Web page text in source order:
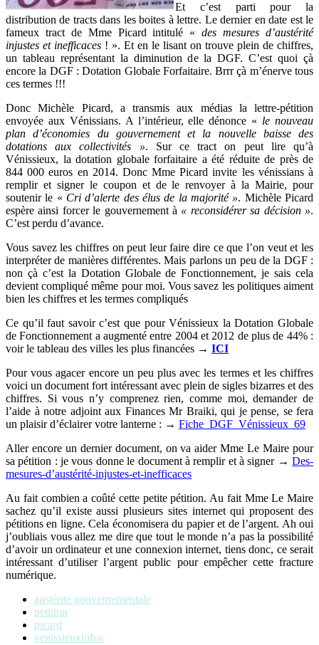
Et c’est parti pour la
distribution de tracts dans les boites à lettre. Le dernier en date est le
fameux tract de Mme Picard intitulé «des mesures d’austérité
injustes et inefficaces ! ». Et en le lisant on trouve plein de chiffres,
un tableau représentant la diminution de la DGF. C’est quoi çà
encore la DGF : Dotation Globale Forfaitaire. Brrr çà m’énerve tous
ces termes !!!
DoncMichèle Picard, a transmis aux médias la lettre-pétition
envoyée aux Vénissians. A l’intérieur, elle dénonce « le nouveau
plan d’économies du gouvernement et la nouvelle baisse des
dotations aux collectivités ». Sur ce tract on peut lire qu’à
Vénissieux, la dotation globale forfaitaire a été réduite de près de
844 000 euros en 2014. Donc Mme Picard invite les vénissians à
remplir et signer le coupon et de le renvoyer à la Mairie, pour
soutenir le « Cri d’alerte des élus de la majorité ». Michèle Picard
espère ainsi forcer le gouvernement à « reconsidérer sa décision ».
C’est perdu d’avance.
Vous savez les chiffres on peut leur faire dire ce que l’on veut et les
interpréter de manières différentes. Mais parlons un peu de la DGF :
non çà c’est la Dotation Globale de Fonctionnement, je sais cela
devient compliqué même pour moi. Vous savez les politiques aiment
bien les chiffres et les termes compliqués
Ce qu’il faut savoir c’est que pour Vénissieux la Dotation Globale
de Fonctionnement a augmenté entre 2004 et 2012 de plus de 44% :
voir le tableau des villes les plus financées → ICI
Pour vous agacer encore un peu plus avec les termes et les chiffres
voici un document fort intéressant avec plein de sigles bizarres et des
chiffres. Si vous n’y comprenez rien, comme moi, demander de
l’aide à notre adjoint aux Finances Mr Braiki, qui je pense, se fera
un plaisir d’éclairer votre lanterne : → Fiche_DGF_Vénissieux_69
Aller encore un dernier document, on va aider Mme Le Maire pour
sa pétition : je vous donne le document à remplir et à signer → Des-
mesures-d’austérité-injustes-et-inefficaces
Au fait combien a coûté cette petite pétition. Au fait Mme Le Maire
sachez qu’il existe aussi plusieurs sites internet qui proposent des
pétitions en ligne. Cela économisera du papier et de l’argent. Ah oui
j’oubliais vous allez me dire que tout le monde n’a pas la possibilité
d’avoir un ordinateur et une connexion internet, tiens donc, ce serait
intéressant d’utiliser l’argent public pour empêcher cette fracture
numérique.
austérité gouvernementale
petition
picard
venissieuxinfos